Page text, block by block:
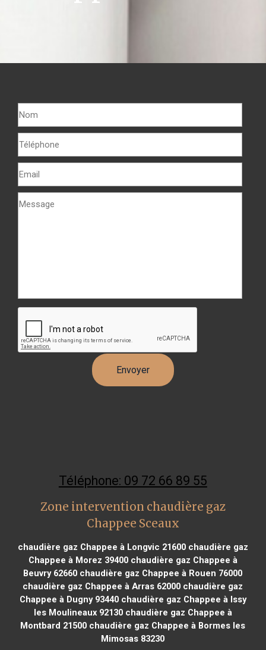
Téléphone: 09 72 66 89 55
Zone intervention chaudière gaz
Chappee Sceaux
chaudière gaz Chappee à Longvic 21600chaudière gaz
Chappee à Morez 39400chaudière gaz Chappee à
Beuvry 62660 chaudière gaz Chappee à Rouen 76000
chaudière gaz Chappee à Arras 62000 chaudière gaz
Chappee à Dugny 93440chaudière gaz Chappee à Issy
les Moulineaux 92130chaudière gaz Chappee à
Montbard 21500 chaudière gaz Chappee à Bormes les
Mimosas 83230